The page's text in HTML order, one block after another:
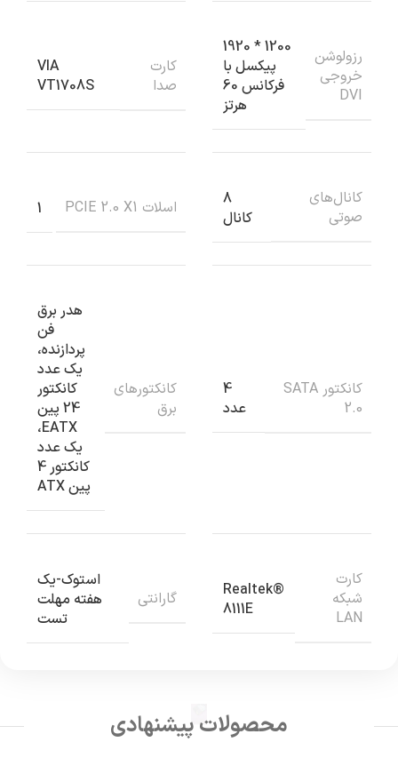
رزولوشن
خروجی
DVI
1200 * 1920
پیکسل با
فرکانس 60
هرتز
کارت
صدا
VIA
VT1708S
کانال‌های
صوتی
8
کانال
اسلات PCIE 2.0 X1 1
کانکتور SATA
2.0
4
عدد
کانکتورهای
برق
هدر برق
فن
پردازنده،
یک عدد
کانکتور
24 پین
EATX،
یک عدد
کانکتور 4
پین ATX
کارت
شبکه
LAN
Realtek®
8111E
گارانتی
استوک-یک
هفته مهلت
تست
محصولات پیشنهادی